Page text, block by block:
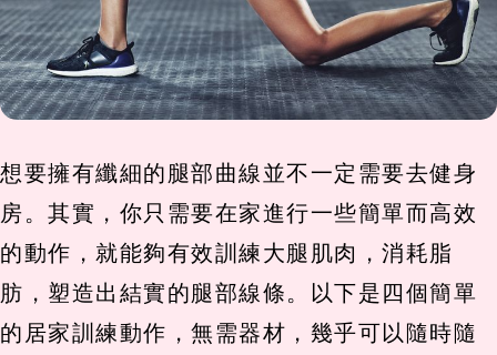
想要擁有纖細的腿部曲線並不一定需要去健身
房。其實，你只需要在家進行一些簡單而高效
的動作，就能夠有效訓練大腿肌肉，消耗脂
肪，塑造出結實的腿部線條。以下是四個簡單
的居家訓練動作，無需器材，幾乎可以隨時隨